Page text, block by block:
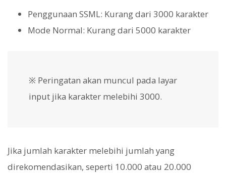
Penggunaan SSML: Kurang dari 3000 karakter
Mode Normal: Kurang dari 5000 karakter
※ Peringatan akan muncul pada layar
input jika karakter melebihi 3000.
Jika jumlah karakter melebihi jumlah yang
direkomendasikan, seperti 10.000 atau 20.000